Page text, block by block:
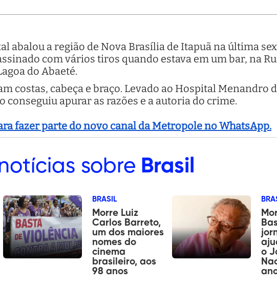
abalou a região de Nova Brasília de Itapuã na última
com vários tiros quando estava em um bar, na
do Abaeté.
costas, cabeça e braço. Levado ao Hospital Menandro
conseguiu apurar as razões e a autoria do crime.
fazer parte do novo canal da Metropole no WhatsApp.
sobre Brasil
BRASIL
Morre Luiz
Carlos Barreto,
um dos maiores
nomes do
cinema
brasileiro, aos
98 anos
o